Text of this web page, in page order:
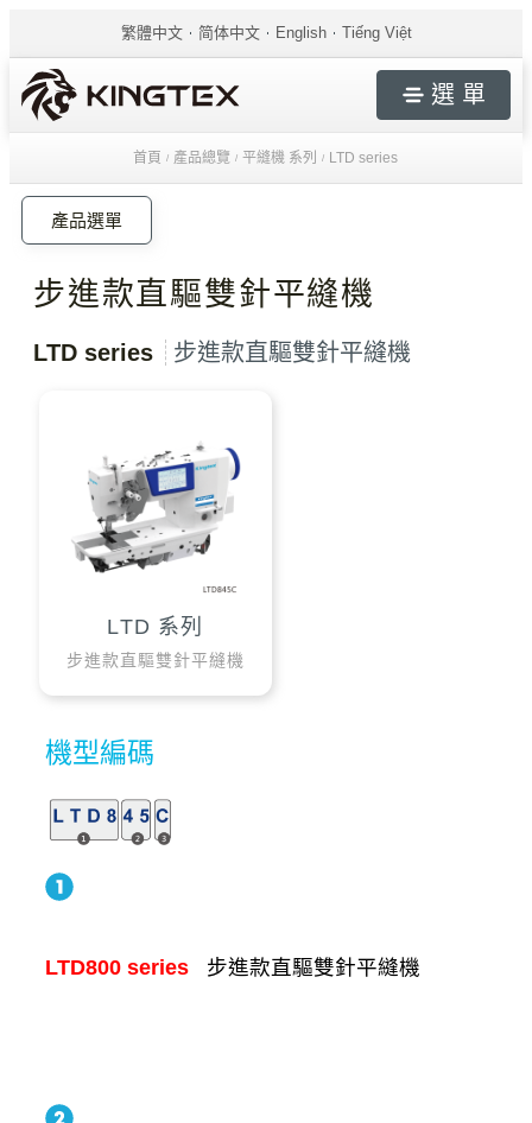
繁體中文 简体中文 English Tiếng Việt
選 單
首頁 / 產品總覽 / 平縫機 系列 / LTD series
產品選單
步進款直驅雙針平縫機
LTD series 步進款直驅雙針平縫機
LTD 系列
步進款直驅雙針平縫機
機型編碼
LTD800 series 步進款直驅雙針平縫機